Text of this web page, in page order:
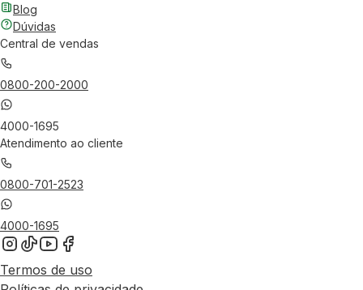
Blog
Dúvidas
Central de vendas
0800-200-2000
4000-1695
Atendimento ao cliente
0800-701-2523
4000-1695
Termos de uso